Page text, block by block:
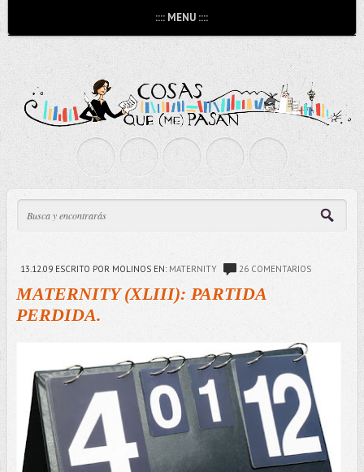
:::: MENU ::::
13.12.09ESCRITO POR MOLINOS EN: MATERNITY 26 COMENTARIOS
MATERNITY (XLIII): PARTIDA
PERDIDA.